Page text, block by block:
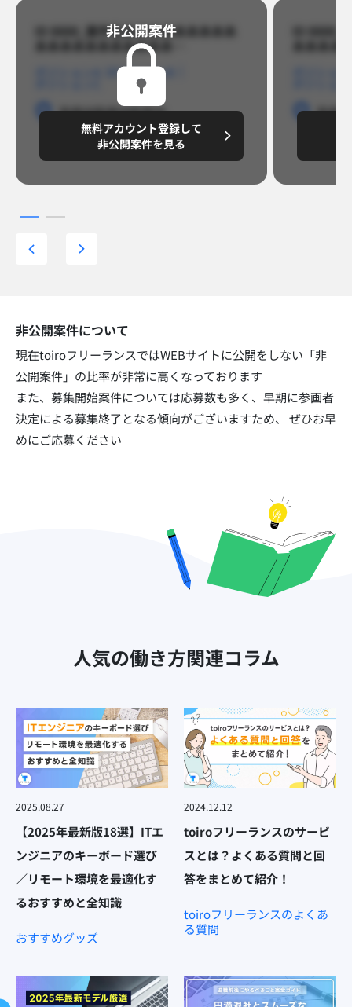
ID 8888_案件名あああああああああ
あああああああああああ…​
ポジションB
勤務地勤務地勤務地
～8,888,8888円/月
非公開案件​
無料アカウント登録して
非公開案件を見る
ID
勤務地
非公開案件について
現在toiroフリーランスではWEBサイトに公開をしない「非
公開案件」の比率が非常に高くなっております​
また、募集開始案件については応募数も多く、早期に参画者
決定による募集終了となる傾向がございますため、 ぜひお早
めにご応募ください
人気の働き方関連コラム
2025.08.27
【2025年最新版18選】ITエ
ンジニアのキーボード選び
／リモート環境を最適化す
るおすすめと全知識
おすすめグッズ
2024.12.12
toiroフリーランスのサービ
スとは？よくある質問と回
答をまとめて紹介！
toiroフリーランスのよくあ
る質問